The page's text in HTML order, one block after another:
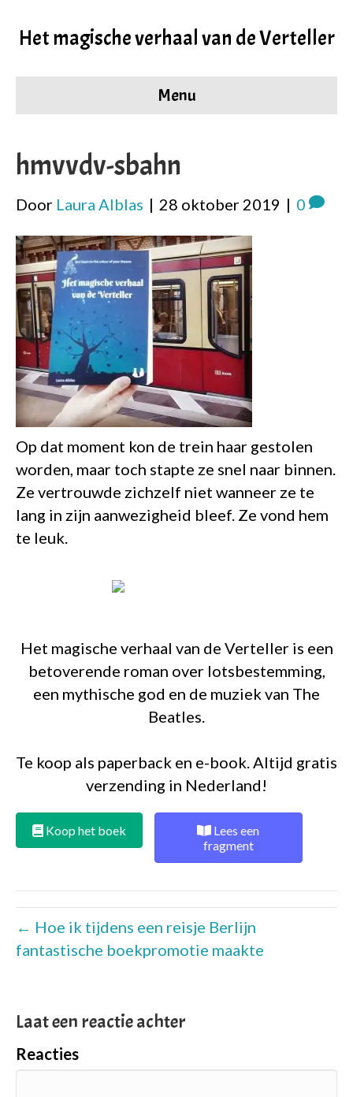
Het magische verhaal van de Verteller
Menu
hmvvdv-sbahn
Door Laura Alblas | 28 oktober 2019 | 0
Op dat moment kon de trein haar gestolen
worden, maar toch stapte ze snel naar binnen.
Ze vertrouwde zichzelf niet wanneer ze te
lang in zijn aanwezigheid bleef. Ze vond hem
te leuk.
Het magische verhaal van de Verteller is een
betoverende roman over lotsbestemming,
een mythische god en de muziek van The
Beatles.
Te koop als paperback en e-book. Altijd gratis
verzending in Nederland!
Koop het boek
Lees een
fragment
← Hoe ik tijdens een reisje Berlijn
fantastische boekpromotie maakte
Laat een reactie achter
Reacties